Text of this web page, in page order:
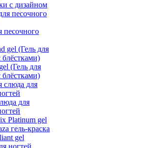
с дизайном
песочного
(Гель для
блёстками)
для
Platinum gel
гель-краска
gel
ногтей